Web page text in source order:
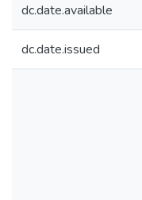
dc.date.available
dc.date.issued